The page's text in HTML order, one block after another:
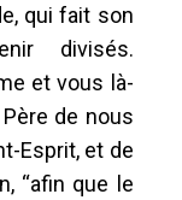
qui fait son
divisés.
et vous là-
de nous
Esprit, et de
“afin que le